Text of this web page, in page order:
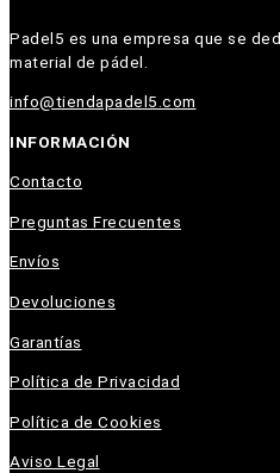
Padel5 es una empresa que se
material de pádel.
info@tiendapadel5.com
INFORMACIÓN
Contacto
Preguntas Frecuentes
Envíos
Devoluciones
Garantías
Política de Privacidad
Política de Cookies
Aviso Legal